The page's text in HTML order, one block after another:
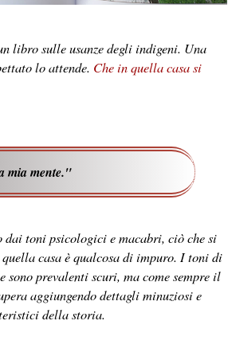
libro sulle usanze degli indigeni. Una
lo attende. Che in quella casa si
mia mente."
dai toni psicologici e macabri, ciò che si
quella casa è qualcosa di impuro. I toni di
sono prevalenti scuri, ma come sempre il
aggiungendo dettagli minuziosi e
della storia.